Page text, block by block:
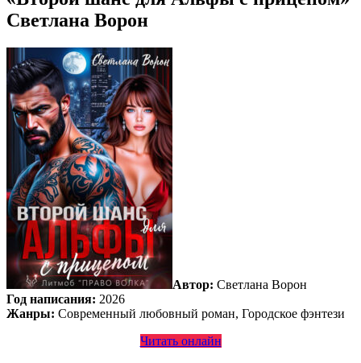
Светлана Ворон
Автор: Светлана Ворон
Год написания: 2026
Жанры: Современный любовный роман, Городское фэнтези
Читать онлайн